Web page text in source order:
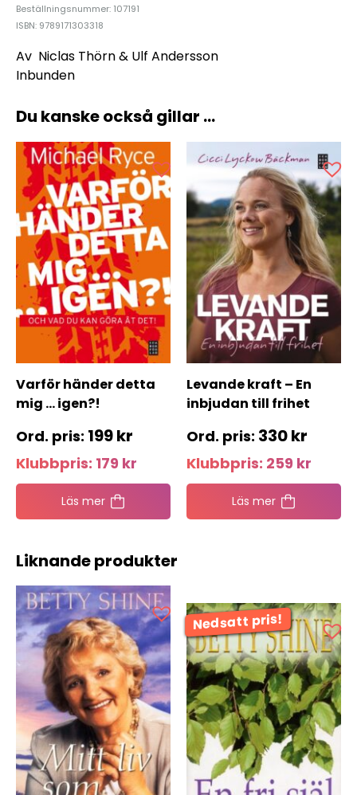
Beställningsnummer: 107191
ISBN: 9789171303318
Av Niclas Thörn & Ulf Andersson
Inbunden
Du kanske också gillar …
Varför händer detta
mig … igen?!
199kr
Klubbpris: 179 kr
Läs mer
Levande kraft – En
inbjudan till frihet
330kr
Klubbpris: 259 kr
Läs mer
Liknande produkter